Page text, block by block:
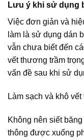
Lưu ý khi sử dụng
Việc đơn giản và
làm là sử dụng dán
vẫn chưa biết đến
vết thương trầm
vấn đề sau khi sử
Làm sạch và khô
Không nên siết
thông được xuống